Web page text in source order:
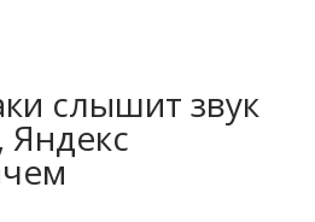
слышит звук